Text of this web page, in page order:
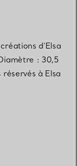
d'Elsa
: 30,5
à Elsa